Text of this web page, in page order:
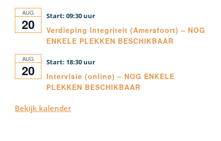
AUG
20 09:30
Verdieping Integriteit (Amersfoort) – NOG
ENKELE PLEKKEN BESCHIKBAAR
AUG
20 18:30
Intervisie (online) – NOG ENKELE
PLEKKEN BESCHIKBAAR
Bekijk kalender